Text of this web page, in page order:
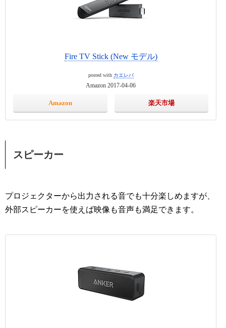
Fire TV Stick (New モデル)
posted with カエレバ
Amazon 2017-04-06
Amazon 楽天市場
スピーカー
プロジェクターから出力される音でも十分楽しめますが、
外部スピーカーを使えば映像も音声も満足できます。